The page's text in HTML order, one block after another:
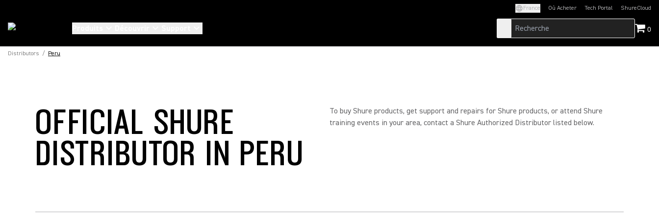
France Où Acheter Tech Portal
(Opens in a new tab)ShureCloud
(Opens in a new
0
Distributors / Peru
OFFICIAL SHURE
DISTRIBUTOR IN PERU
To buy Shure products, get support and repairs for Shure products, or attend Shure
training events in your area, contact a Shure Authorized Distributor listed below.